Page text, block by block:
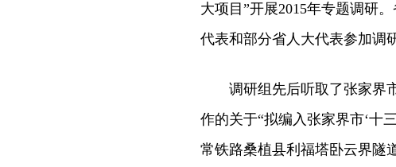
大项目”开展2015年专题调研
代表和部分省人大代表参加调
调研组先后听取了张家界市
作的关于“拟编入张家界市‘十
常铁路桑植县利福塔卧云界隧